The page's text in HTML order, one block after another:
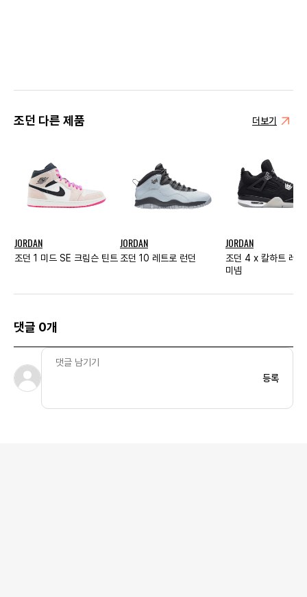
조던 다른 제품 더보기
JORDAN
조던 1 미드 SE 크림슨 틴트
JORDAN
조던 10 레트로 런던
JORDAN
조던 4 x 칼하트 레트
미넴
댓글 0개
등록